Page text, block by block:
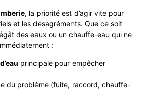
, la priorité est d’agir vite pour
et les désagréments. Que ce soit
des eaux ou un chauffe-eau qui ne
:
principale pour empêcher
du problème (fuite, raccord, chauffe-